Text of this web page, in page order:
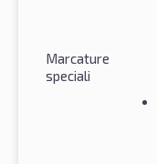
Marcature
speciali